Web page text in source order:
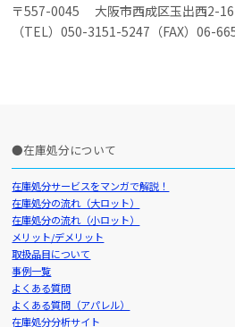
〒557-0045 大阪市西成区玉出西2-
（TEL）050-3151-5247（FAX）06-
在庫処分について
在庫処分サービスをマンガで解説！
在庫処分の流れ（大ロット）
在庫処分の流れ（小ロット）
メリット/デメリット
取扱品目について
事例一覧
よくある質問
よくある質問（アパレル）
在庫処分分析サイト